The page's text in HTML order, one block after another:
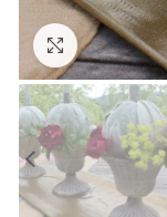
Click to